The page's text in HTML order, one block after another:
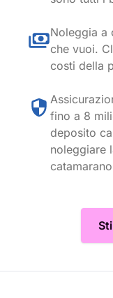
Noleggia a
che vuoi.
costi della
fino a 8
deposito
noleggiare